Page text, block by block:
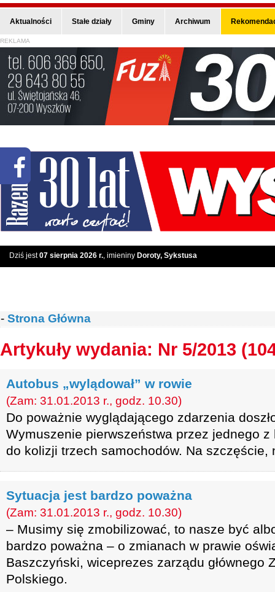
Aktualności Stałe działy Gminy Archiwum
REKLAMA
Dziś jest07 sierpnia 2026 r., imieniny Doroty, Sykstusa
- Strona Główna
Artykuły wydania: Nr 5/2013
Autobus „wylądował” w rowie
(Zam: 31.01.2013 r., godz. 10.30)
Do poważnie wyglądającego zdarzenia
Wymuszenie pierwszeństwa przez jednego z
do kolizji trzech samochodów. Na szczęście,
Sytuacja jest bardzo poważna
(Zam: 31.01.2013 r., godz. 10.30)
– Musimy się zmobilizować, to nasze być
bardzo poważna – o zmianach w prawie
Baszczyński, wiceprezes zarządu głównego
Polskiego.